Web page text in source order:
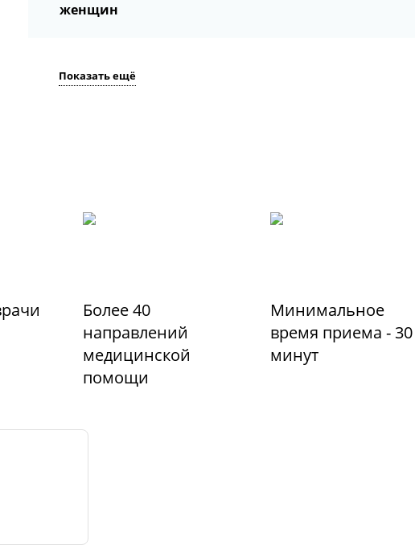
женщин
Показать ещё
Более 40
направлений
медицинской
помощи
Минимальное
время приема - 30
минут